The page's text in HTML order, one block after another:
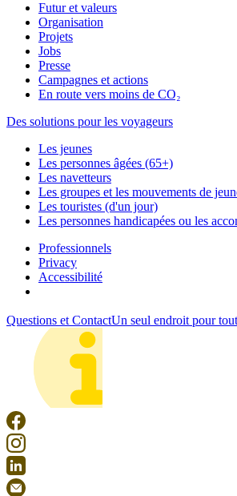
Futur et valeurs
Organisation
Projets
Jobs
Presse
Campagnes et actions
En route vers moins de CO₂
Des solutions pour les voyageurs
Les jeunes
Les personnes âgées (65+)
Les navetteurs
Les groupes et les mouvements de
Les touristes (d'un jour)
Les personnes handicapées ou les
Professionnels
Privacy
Accessibilité
Questions et ContactUn seul endroit pour